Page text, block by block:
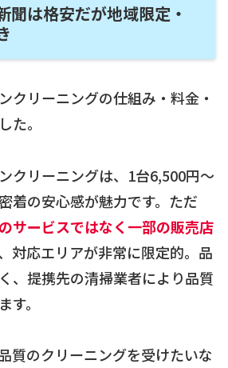
聞は格安だが地域限定・
クリーニングの仕組み・料金・
た。
クリーニングは、1台6,500円〜
着の安心感が魅力です。ただ
サービスではなく一部の販売店
対応エリアが非常に限定的。品
、提携先の清掃業者により品質
。
質のクリーニングを受けたいな